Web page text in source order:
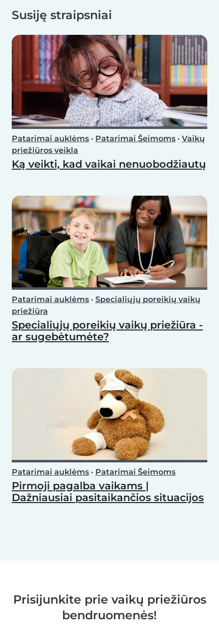
Susiję straipsniai
Patarimai auklėms • Patarimai Šeimoms • Vaikų
priežiūros veikla
Ką veikti, kad vaikai nenuobodžiautų
Patarimai auklėms • Specialiųjų poreikių vaikų
priežiūra
Specialiųjų poreikių vaikų priežiūra -
ar sugebėtumėte?
Patarimai auklėms • Patarimai Šeimoms
Pirmoji pagalba vaikams |
Dažniausiai pasitaikančios situacijos
Prisijunkite prie vaikų priežiūros
bendruomenės!